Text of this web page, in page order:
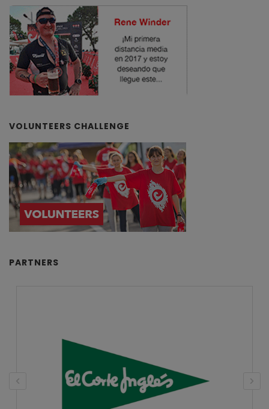
VOLUNTEERS CHALLENGE
PARTNERS